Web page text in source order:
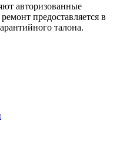
авторизованные
предоставляется в
талона.